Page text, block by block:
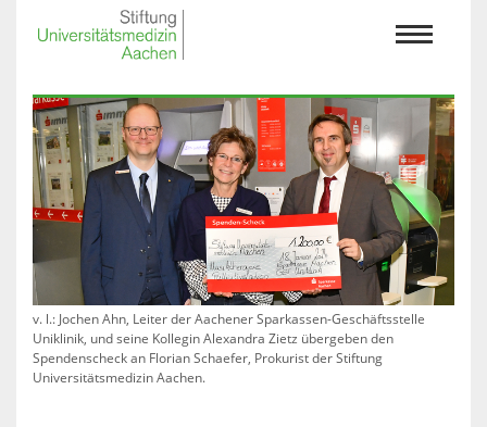
v. l.: Jochen Ahn, Leiter der Aachener Sparkassen-Geschäftsstelle
Uniklinik, und seine Kollegin Alexandra Zietz übergeben den
Spendenscheck an Florian Schaefer, Prokurist der Stiftung
Universitätsmedizin Aachen.